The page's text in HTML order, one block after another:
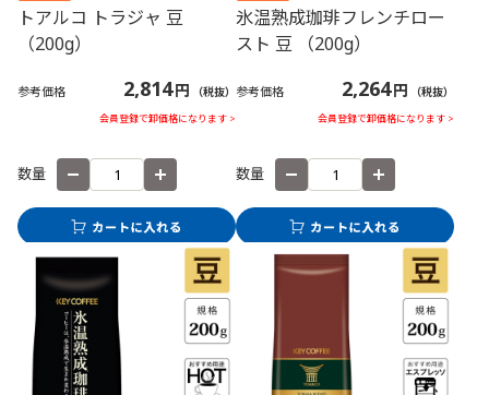
トアルコ トラジャ 豆
（200g）
参考価格 2,814円 （税抜）
会員登録で卸価格になります >
数量
氷温熟成珈琲フレンチロー
スト 豆 （200g）
参考価格 2,264円 （税抜）
会員登録で卸価格になります >
数量